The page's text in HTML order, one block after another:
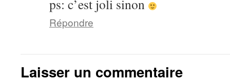
ps: c’est joli sinon
Répondre
Laisser un commentaire